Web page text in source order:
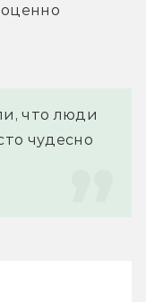
что люди
чудесно